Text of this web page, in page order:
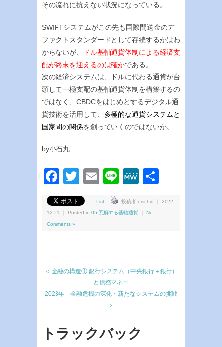
その流れに抗えない状況になっている。
SWIFTシステムがこの先も国際間送金のデ
ファクトスタンダードとして存続するかはわ
からないが、
ドル基軸通貨体制による経済支
配が終末を迎えるのは確かである。
次の経済システムは、ドルに代わる通貨が台
頭して一極支配の基軸通貨体制を構築するの
ではなく、CBDCをはじめとするデジタル通
貨技術を活用して、 多極的な通貨システムと
国家間の関係を創っていくのではないか。
by小石丸
Facebook
Twitter
EmailLineMeWe
List 投稿者 nisi-hid ｜ 2022-
12-21 ｜ Posted in 05.瓦解する基軸通貨 No
Comments »
＜ 金融の構造① 銀行システム（中央銀行＋銀行）
と債務マネー
2023年 金融危機の深化・新たなシステムの挑戦
＞
トラックバック